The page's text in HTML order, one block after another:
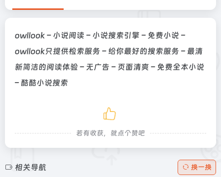
owllook – 小说阅读 – 小说搜索引擎 – 免费小说 –
owllook只提供检索服务 – 给你最好的搜索服务 – 最清
新简洁的阅读体验 – 无广告 – 页面清爽 – 免费全本小说
– 酷酷小说搜索
若有收获，就点个赞吧
相关导航 换一换